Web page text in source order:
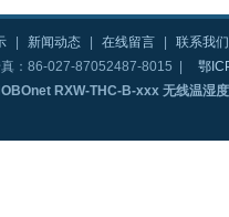
新闻动态 在线留言
联系我们
：86-027-87052487-8015 |
鄂
RXW-THC-B-xxx 无线温湿